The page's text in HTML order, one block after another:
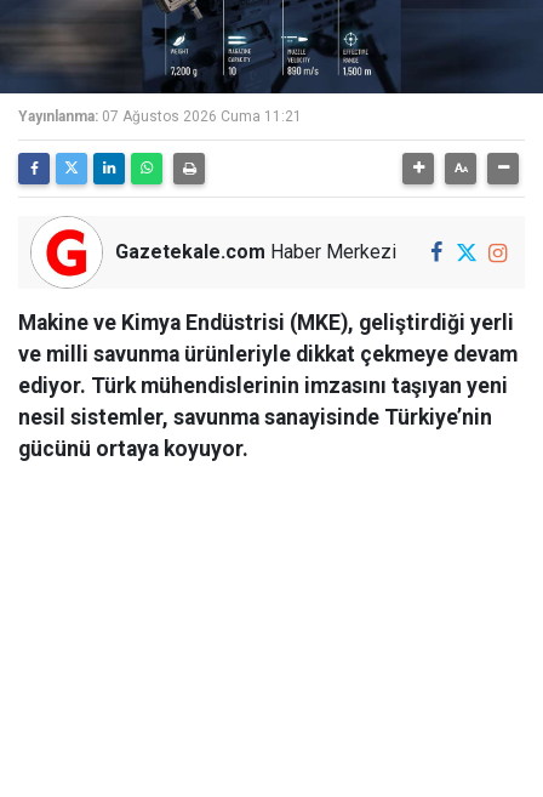
Yayınlanma: 07 Ağustos 2026 Cuma 11:21
Gazetekale.com Haber Merkezi
Makine ve Kimya Endüstrisi (MKE), geliştirdiği yerli
ve milli savunma ürünleriyle dikkat çekmeye devam
ediyor. Türk mühendislerinin imzasını taşıyan yeni
nesil sistemler, savunma sanayisinde Türkiye’nin
gücünü ortaya koyuyor.